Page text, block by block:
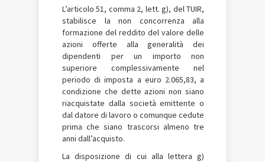
L’articolo 51, comma 2, lett. g), del TUIR,
stabilisce la non concorrenza alla
formazione del reddito del valore delle
azioni offerte alla generalità dei
dipendenti per un importo non
superiore complessivamente nel
periodo di imposta a euro 2.065,83, a
condizione che dette azioni non siano
riacquistate dalla società emittente o
dal datore di lavoro o comunque cedute
prima che siano trascorsi almeno tre
anni dall’acquisto.
La disposizione di cui alla lettera g)